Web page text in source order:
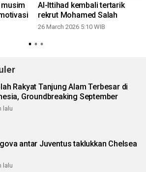
Al-Ittihad kembali tertarik
rekrut Mohamed Salah
26 March 2026 5:10 WIB
Rakyat Tanjung Alam Terbesar di
Groundbreaking September
lalu
antar Juventus taklukkan Chelsea
lalu